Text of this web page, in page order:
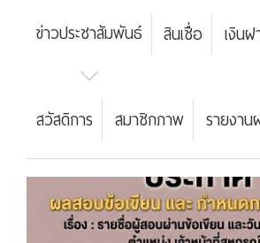
ข่าวประชาสัมพันธ์ สินเชื่อ เงิน
สวัสดิการ สมาชิกภาพ รายงาน